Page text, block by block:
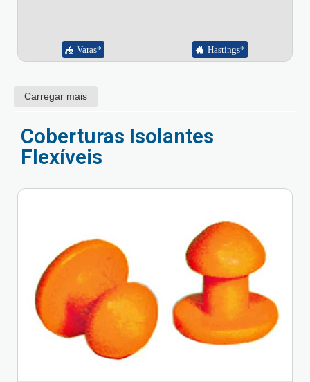
Varas* Hastings*
Carregar mais
Coberturas Isolantes
Flexíveis